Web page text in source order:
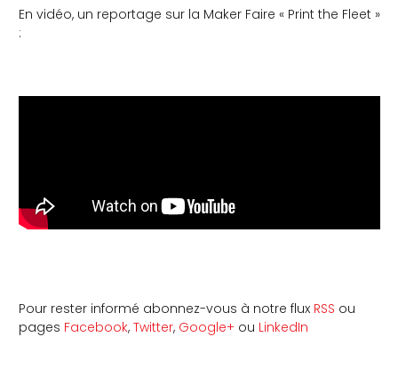
En vidéo, un reportage sur la Maker Faire « Print the Fleet »
:
Pour rester informé abonnez-vous à notre flux RSS ou
pages Facebook, Twitter, Google+ ou LinkedIn